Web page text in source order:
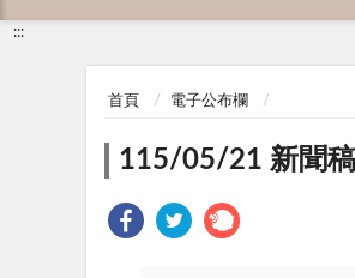
:::
首頁 電子公布欄
115/05/21 新聞